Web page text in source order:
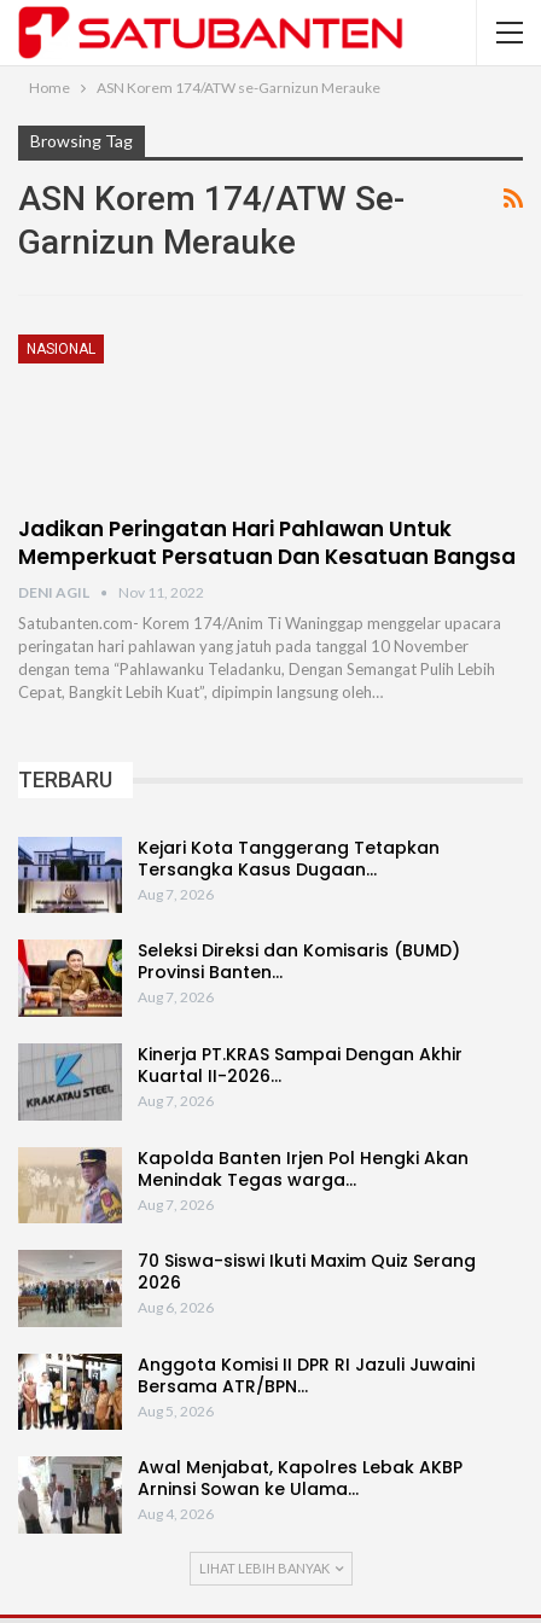
Home ASN Korem 174/ATW se-Garnizun Merauke
Browsing Tag
ASN Korem 174/ATW Se-
Garnizun Merauke
NASIONAL
Jadikan Peringatan Hari Pahlawan Untuk
Memperkuat Persatuan Dan Kesatuan Bangsa
DENI AGIL Nov 11, 2022
Satubanten.com- Korem 174/Anim Ti Waninggap menggelar upacara
peringatan hari pahlawan yang jatuh pada tanggal 10 November
dengan tema “Pahlawanku Teladanku, Dengan Semangat Pulih Lebih
Cepat, Bangkit Lebih Kuat”, dipimpin langsung oleh…
TERBARU
Kejari Kota Tanggerang Tetapkan
Tersangka Kasus Dugaan…
Aug 7, 2026
Seleksi Direksi dan Komisaris (BUMD)
Provinsi Banten…
Aug 7, 2026
Kinerja PT.KRAS Sampai Dengan Akhir
Kuartal II-2026…
Aug 7, 2026
Kapolda Banten Irjen Pol Hengki Akan
Menindak Tegas warga…
Aug 7, 2026
70 Siswa-siswi Ikuti Maxim Quiz Serang
2026
Aug 6, 2026
Anggota Komisi II DPR RI Jazuli Juwaini
Bersama ATR/BPN…
Aug 5, 2026
Awal Menjabat, Kapolres Lebak AKBP
Arninsi Sowan ke Ulama…
Aug 4, 2026
LIHAT LEBIH BANYAK